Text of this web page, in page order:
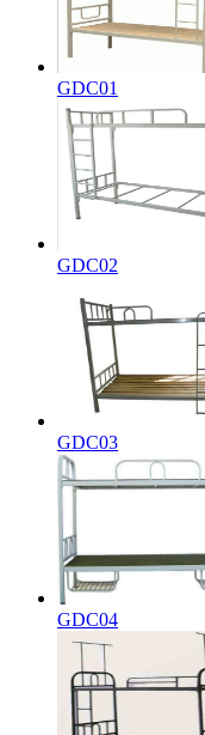
GDC01
GDC02
GDC03
GDC04